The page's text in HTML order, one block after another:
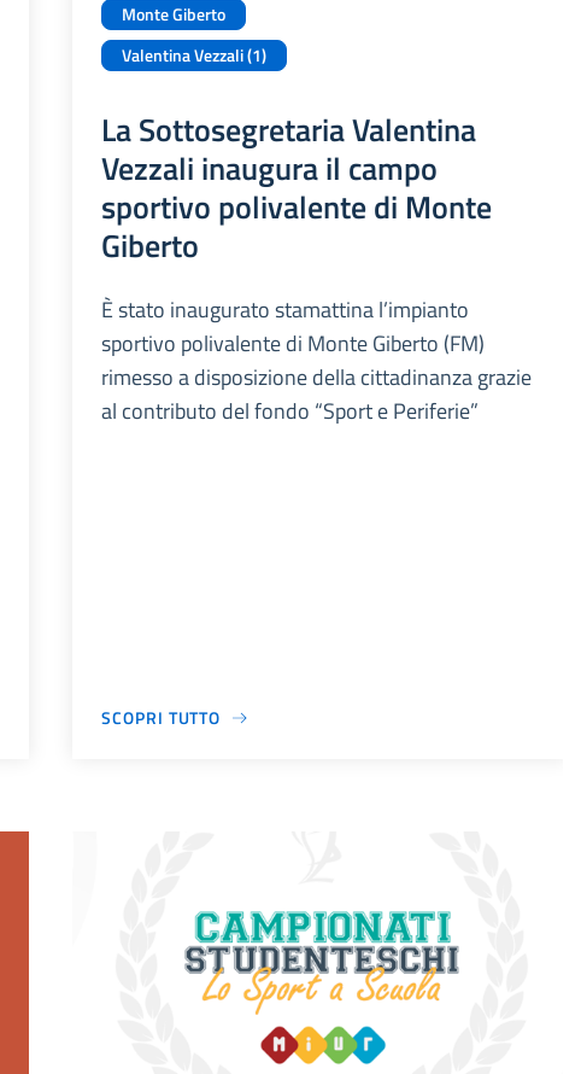
Monte Giberto
Valentina Vezzali (1)
La Sottosegretaria Valentina
Vezzali inaugura il campo
sportivo polivalente di Monte
Giberto
È stato inaugurato stamattina l’impianto
sportivo polivalente di Monte Giberto (FM)
rimesso a disposizione della cittadinanza grazie
al contributo del fondo “Sport e Periferie”
SCOPRI TUTTO